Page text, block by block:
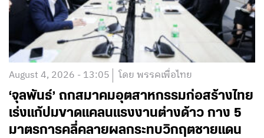
August 4, 2026 - 13:05 โดย พรรคเพื่อไทย
‘จุลพันธ์’ ถกสมาคมอุตสาหกรรมก่อสร้างไทย
เร่งแก้ปมขาดแคลนแรงงานต่างด้าว กาง 5
มาตรการคลี่คลายผลกระทบวิกฤตชายแดน